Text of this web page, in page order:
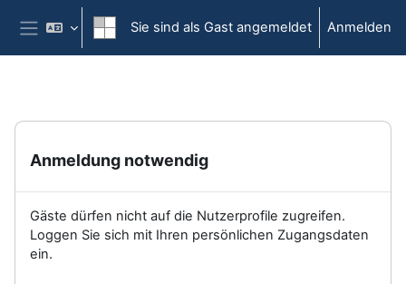
Zum Hauptinhalt
Website-Übersicht
Sie sind als Gast angemeldet Anmelden
Anmeldung notwendig
Gäste dürfen nicht auf die Nutzerprofile zugreifen.
Loggen Sie sich mit Ihren persönlichen Zugangsdaten
ein.